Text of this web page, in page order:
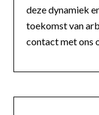
deze dynamiek
toekomst van
contact met ons